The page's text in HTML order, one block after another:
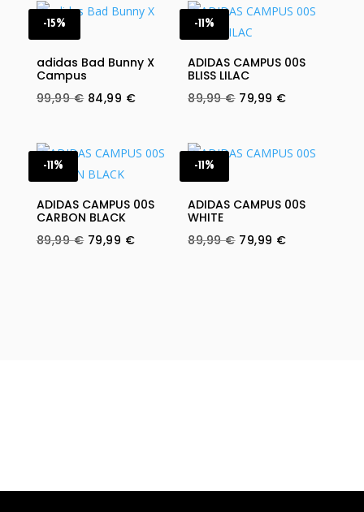
-15%
adidas Bad Bunny X
Campus
99,99€ Original
99,99 €.
84,99 €Current
84,99 €.
-11%
ADIDAS CAMPUS 00S
BLISS LILAC
89,99€ Original
89,99 €.
79,99 €Current
79,99 €.
-11%
ADIDAS CAMPUS 00S
CARBON BLACK
89,99€ Original
79,99 €Current
-11%
ADIDAS CAMPUS 00S
WHITE
89,99€ Original
79,99 €Current